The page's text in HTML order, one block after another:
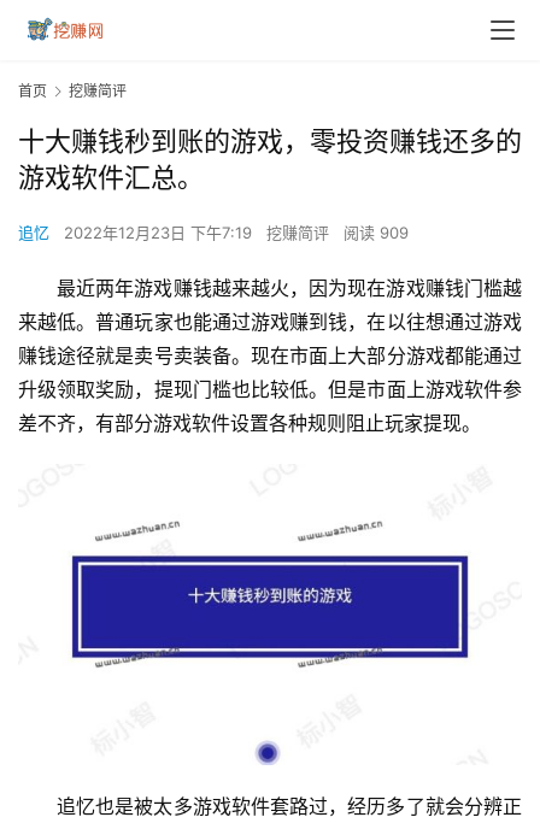
首页 挖赚简评
十大赚钱秒到账的游戏，零投资赚钱还多的
游戏软件汇总。
追忆 2022年12月23日 下午7:19 挖赚简评 阅读 909
最近两年游戏赚钱越来越火，因为现在游戏赚钱门槛越
来越低。普通玩家也能通过游戏赚到钱，在以往想通过游戏
赚钱途径就是卖号卖装备。现在市面上大部分游戏都能通过
升级领取奖励，提现门槛也比较低。但是市面上游戏软件参
差不齐，有部分游戏软件设置各种规则阻止玩家提现。
追忆也是被太多游戏软件套路过，经历多了就会分辨正